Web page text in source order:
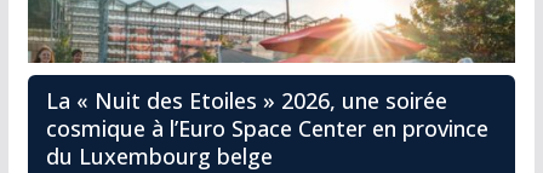
La « Nuit des Etoiles » 2026, une soirée
cosmique à l’Euro Space Center en province
du Luxembourg belge